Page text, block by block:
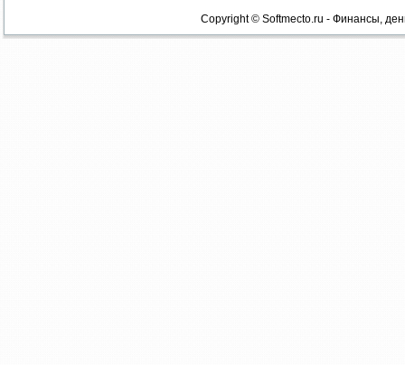
Copyright © Softmecto.ru - Финансы,